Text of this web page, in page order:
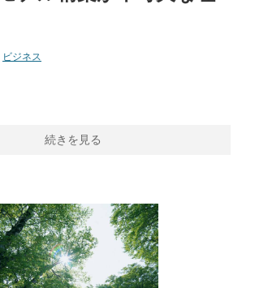
ビジネス
続きを見る